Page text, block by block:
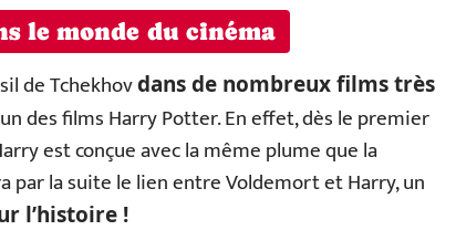
le monde du cinéma
de Tchekhovdans de nombreux films très
des films Harry Potter. En effet, dès le premier
est conçue avec la même plume que la
par la suite le lien entre Voldemort et Harry, un
l’histoire !